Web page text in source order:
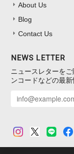
About Us
Blog
Contact Us
NEWS LETTER
ニュースレターを
ンコードなどの最